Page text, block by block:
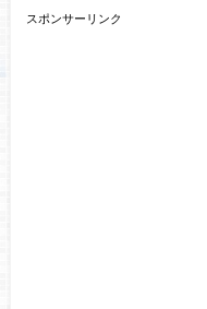
スポンサーリンク